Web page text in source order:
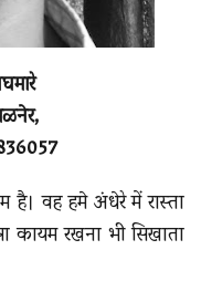
वह हमे अंधेरे में रास्ता
कायम रखना भी सिखाता